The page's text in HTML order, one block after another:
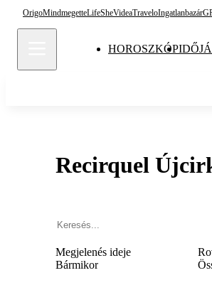
OrigoMindmegetteLifeSheVideaTraveloIngatlanbazár
HOROSZKÓP
Recirquel
Megjelenés ideje
Bármikor